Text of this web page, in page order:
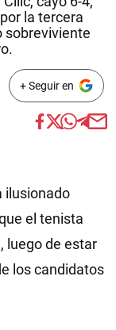
la tercera
sobreviviente
+ Seguir en
ilusionado
el tenista
luego de estar
los candidatos